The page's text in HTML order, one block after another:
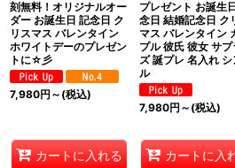
刻無料！オリジナルオー
ダー お誕生日 記念日 ク
リスマス バレンタイン
ホワイトデーのプレゼン
トに☆彡
7,980円 ～ (税込)
カートに入れる
プレゼント お誕生
念日 結婚記念日 ク
マス バレンタイン
プル 彼氏 彼女 サプ
ズ 誕プレ 名入れ シ
ル
7,980円 ～ (税込)
カートに入